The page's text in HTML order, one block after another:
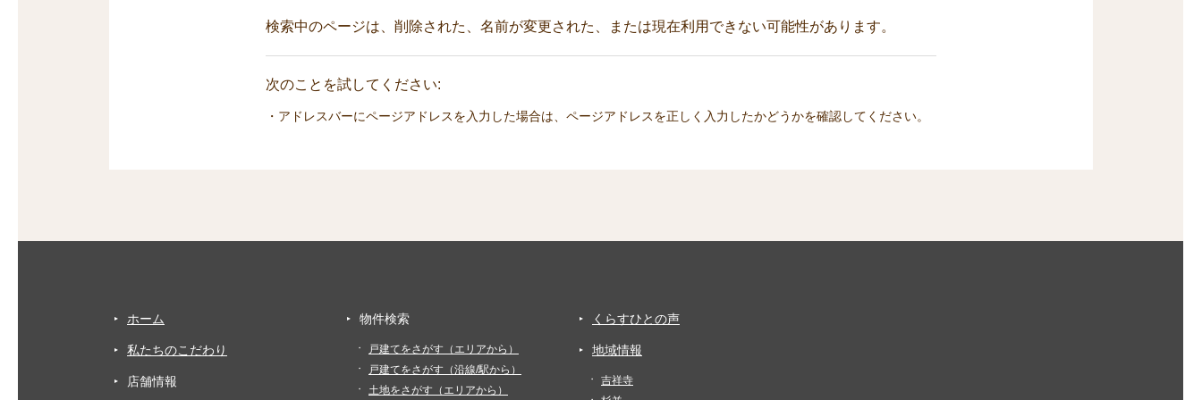
検索中のページは、削除された、名前が変更された、または現在利用できない可能性があります。
次のことを試してください:
・アドレスバーにページアドレスを入力した場合は、ページアドレスを正しく入力したかどうかを確認してください。
ホーム
私たちのこだわり
店舗情報
物件検索
戸建てをさがす（エリアから）
戸建てをさがす（沿線/駅から）
土地をさがす（エリアから）
くらすひとの声
地域情報
吉祥寺